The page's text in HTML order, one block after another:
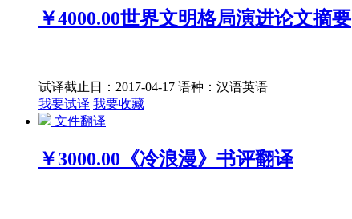
￥4000.00世界文明格局演进论文摘要
试译截止日：2017-04-17 语种：汉语英语
我要试译 我要收藏
文件翻译
￥3000.00 《冷浪漫》书评翻译